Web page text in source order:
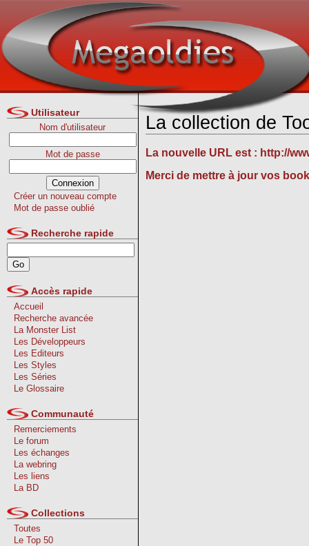
Utilisateur
Nom d'utilisateur
Mot de passe
Créer un nouveau compte
Mot de passe oublié
Recherche rapide
Accès rapide
Accueil
Recherche avancée
La Monster List
Les Développeurs
Les Editeurs
Les Styles
Les Séries
Le Glossaire
Communauté
Remerciements
Le forum
Les échanges
La webring
Les liens
La BD
Collections
Toutes
Le Top 50
La collection de
La nouvelle URL est : http://
Merci de mettre à jour vos